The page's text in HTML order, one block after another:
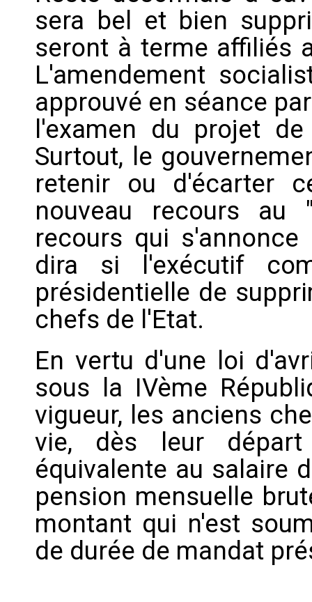
sera bel et bien
seront à terme affiliés
L'amendement
approuvé en séance
l'examen du projet
Surtout, le
retenir ou d'écarter
nouveau recours au
recours qui
dira si l'exécutif
présidentielle de
chefs de l'Etat.
En vertu d'une loi
sous la IVème
vigueur, les anciens
vie, dès leur
équivalente au salaire
pension mensuelle
montant qui n'est
de durée de mandat